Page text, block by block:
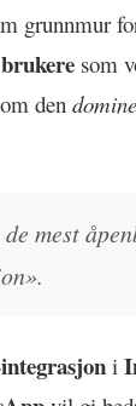
grunnmur
som
den
mest
i